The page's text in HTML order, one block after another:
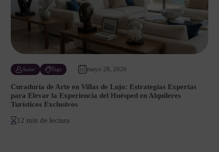
Autor Tags mayo 28, 2026
Curaduría de Arte en Villas de Lujo: Estrategias Expertas
para Elevar la Experiencia del Huésped en Alquileres
Turísticos Exclusivos
12 min de lectura